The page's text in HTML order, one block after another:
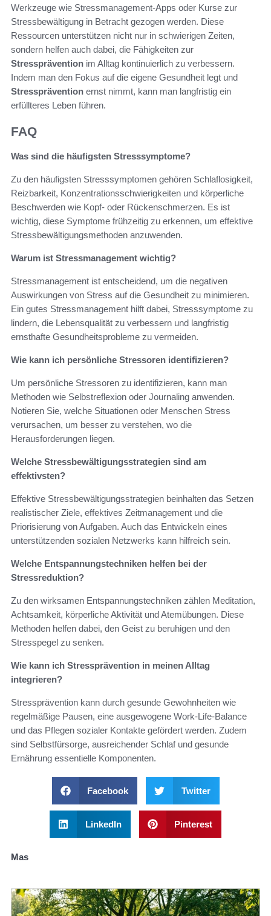
Werkzeuge wie Stressmanagement-Apps oder Kurse zur
Stressbewältigung in Betracht gezogen werden. Diese
Ressourcen unterstützen nicht nur in schwierigen Zeiten,
sondern helfen auch dabei, die Fähigkeiten zur
Stressprävention im Alltag kontinuierlich zu verbessern.
Indem man den Fokus auf die eigene Gesundheit legt und
Stressprävention ernst nimmt, kann man langfristig ein
erfüllteres Leben führen.
FAQ
Was sind die häufigsten Stresssymptome?
Zu den häufigsten Stresssymptomen gehören Schlaflosigkeit,
Reizbarkeit, Konzentrationsschwierigkeiten und körperliche
Beschwerden wie Kopf- oder Rückenschmerzen. Es ist
wichtig, diese Symptome frühzeitig zu erkennen, um effektive
Stressbewältigungsmethoden anzuwenden.
Warum ist Stressmanagement wichtig?
Stressmanagement ist entscheidend, um die negativen
Auswirkungen von Stress auf die Gesundheit zu minimieren.
Ein gutes Stressmanagement hilft dabei, Stresssymptome zu
lindern, die Lebensqualität zu verbessern und langfristig
ernsthafte Gesundheitsprobleme zu vermeiden.
Wie kann ich persönliche Stressoren identifizieren?
Um persönliche Stressoren zu identifizieren, kann man
Methoden wie Selbstreflexion oder Journaling anwenden.
Notieren Sie, welche Situationen oder Menschen Stress
verursachen, um besser zu verstehen, wo die
Herausforderungen liegen.
Welche Stressbewältigungsstrategien sind am
effektivsten?
Effektive Stressbewältigungsstrategien beinhalten das Setzen
realistischer Ziele, effektives Zeitmanagement und die
Priorisierung von Aufgaben. Auch das Entwickeln eines
unterstützenden sozialen Netzwerks kann hilfreich sein.
Welche Entspannungstechniken helfen bei der
Stressreduktion?
Zu den wirksamen Entspannungstechniken zählen Meditation,
Achtsamkeit, körperliche Aktivität und Atemübungen. Diese
Methoden helfen dabei, den Geist zu beruhigen und den
Stresspegel zu senken.
Wie kann ich Stressprävention in meinen Alltag
integrieren?
Stressprävention kann durch gesunde Gewohnheiten wie
regelmäßige Pausen, eine ausgewogene Work-Life-Balance
und das Pflegen sozialer Kontakte gefördert werden. Zudem
sind Selbstfürsorge, ausreichender Schlaf und gesunde
Ernährung essentielle Komponenten.
Facebook Twitter
LinkedIn Pinterest
Mas